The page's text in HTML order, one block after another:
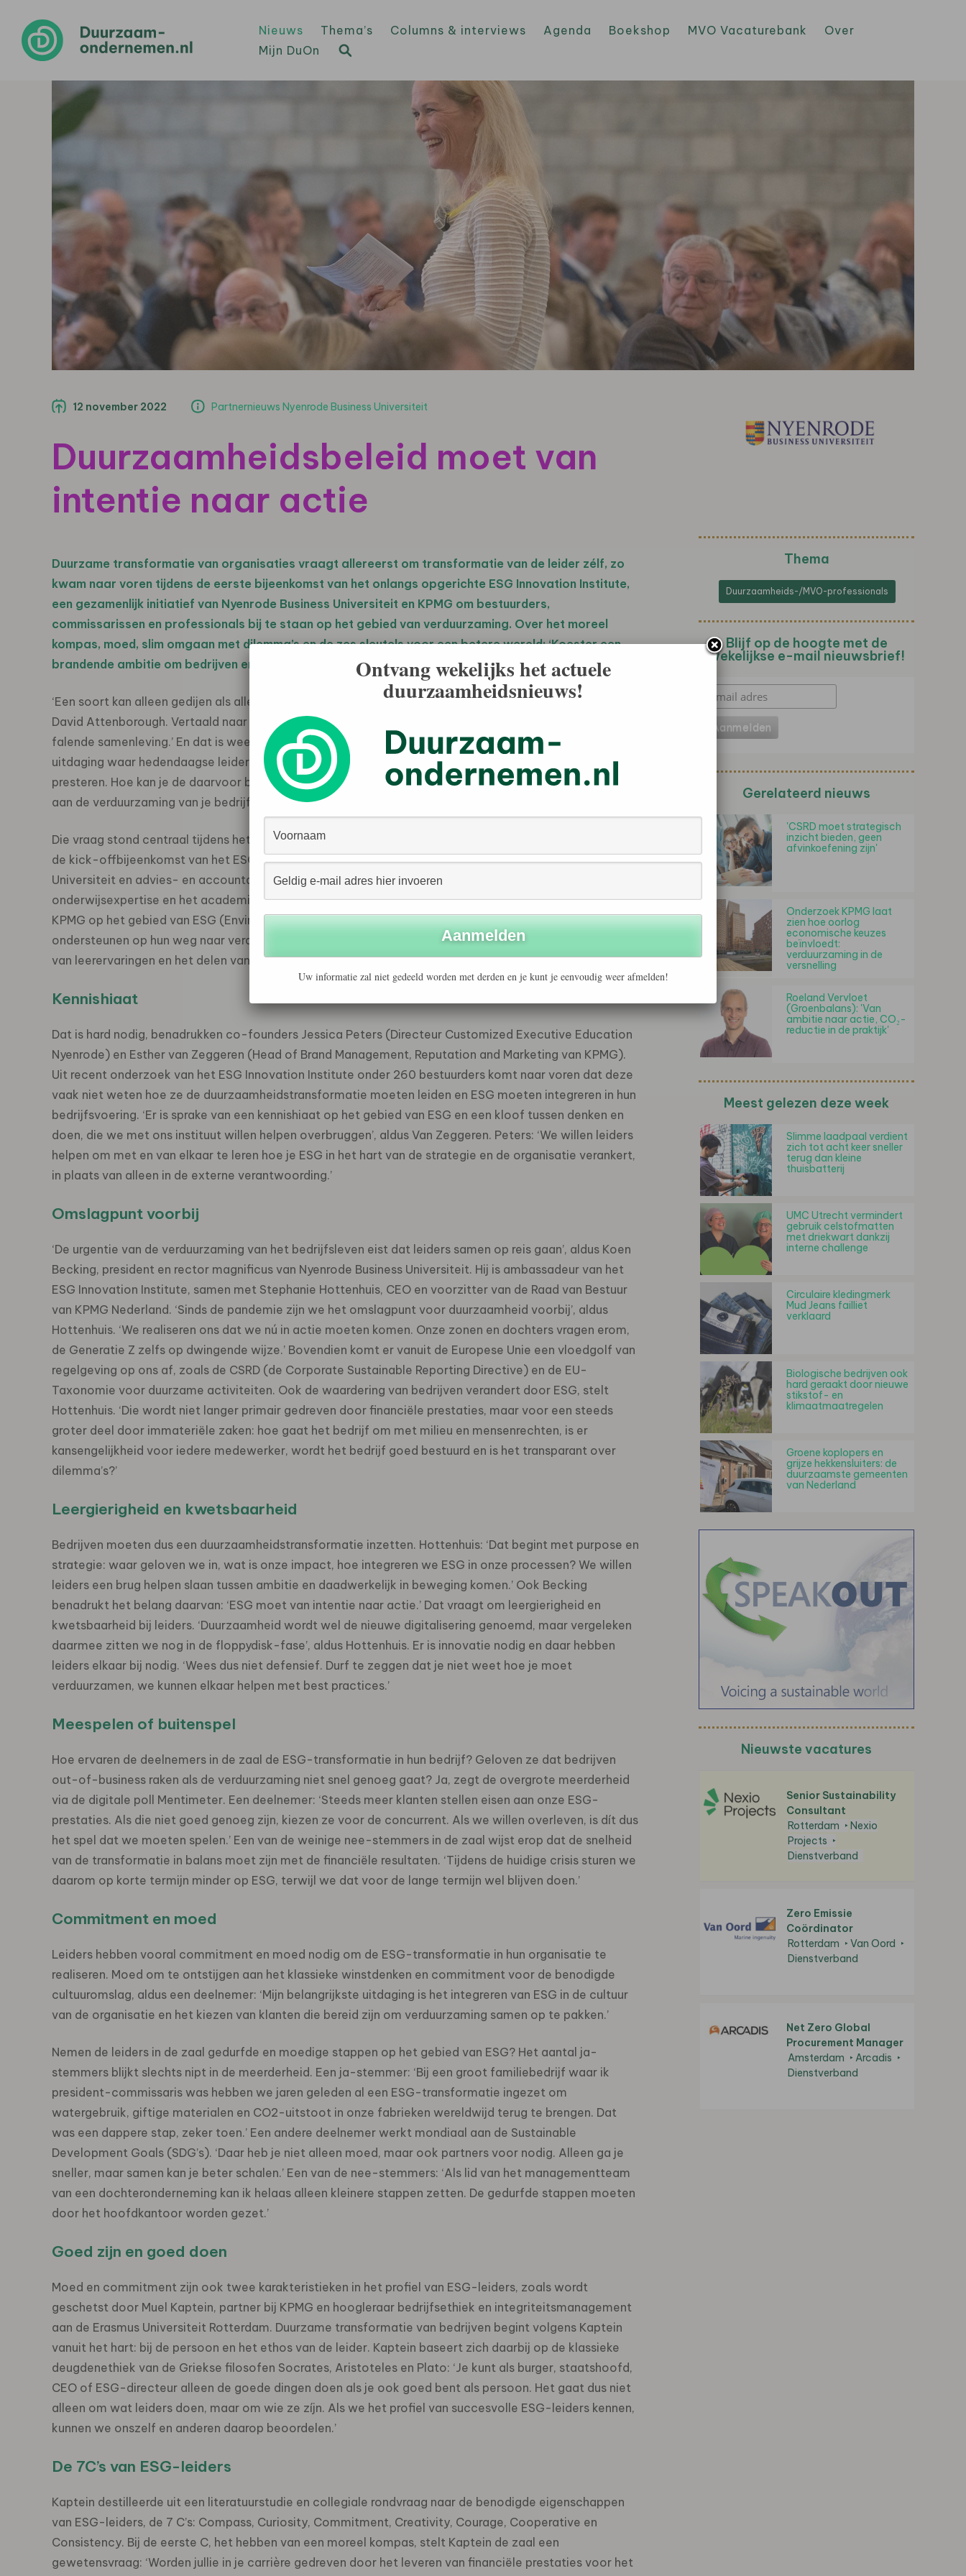
Nieuws Thema’s Columns & interviews Agenda Boekshop MVO Vacaturebank
Over
Mijn DuOn
12 november 2022 Partnernieuws Nyenrode Business Universiteit
Duurzaamheidsbeleid moet van
intentie naar actie
Duurzame transformatie van organisaties vraagt allereerst om transformatie van de leider zélf, zo
kwam naar voren tijdens de eerste bijeenkomst van het onlangs opgerichte ESG Innovation Institute,
een gezamenlijk initiatief van Nyenrode Business Universiteit en KPMG om bestuurders,
commissarissen en professionals bij te staan op het gebied van verduurzaming. Over het moreel
kompas, moed, slim omgaan met dilemma’s en de zes sleutels voor een betere wereld: ‘Koester een
brandende ambitie om bedrijven en de samenleving weer tot volle bloei te brengen.’
‘Een soort kan alleen gedijen als alles eromheen ook gedijt.’ Een uitspraak van bioloog en televisiemaker
David Attenborough. Vertaald naar de corporate biotoop: ‘Bedrijven kunnen niet succesvol zijn in een
falende samenleving.’ En dat is weer een uitspraak van oud-Unilever-topman Paul Polman. Zie daar de
uitdaging waar hedendaagse leiders voor staan: de wereld beter maken om ook als bedrijf beter te
presteren. Hoe kan je de daarvoor benodigde transformatie in gang zetten en concreet invulling geven
aan de verduurzaming van je bedrijfsvoering?
Die vraag stond centraal tijdens het symposium Act to Impact – Leading ESG Business Transformation:
de kick-offbijeenkomst van het ESG Innovation Institute, een samenwerking tussen Nyenrode Business
Universiteit en advies- en accountantsorganisatieKPMG. Het ESG Innovation Institute brengt de
onderwijsexpertise en het academisch onderzoek van Nyenrode samen met de kennis en ervaring van
KPMG op het gebied van ESG (Environment, Social en Governance). Het instituut wil bedrijven
ondersteunen op hun weg naar verduurzaming door het bouwen van een community voor het uitwisselen
van leerervaringen en het delen van best practices.
Kennishiaat
Dat is hard nodig, benadrukken co-founders Jessica Peters (Directeur Customized Executive Education
Nyenrode) en Esther van Zeggeren (Head of Brand Management, Reputation and Marketing van KPMG).
Uit recent onderzoek van het ESG Innovation Institute onder 260 bestuurders komt naar voren dat deze
vaak niet weten hoe ze de duurzaamheidstransformatie moeten leiden en ESG moeten integreren in hun
bedrijfsvoering. ‘Er is sprake van een kennishiaat op het gebied van ESG en een kloof tussen denken en
doen, die we met ons instituut willen helpen overbruggen’, aldus Van Zeggeren. Peters: ‘We willen leiders
helpen om met en van elkaar te leren hoe je ESG in het hart van de strategie en de organisatie verankert,
in plaats van alleen in de externe verantwoording.’
Omslagpunt voorbij
‘De urgentie van de verduurzaming van het bedrijfsleven eist dat leiders samen op reis gaan’, aldus Koen
Becking, president en rector magnificus van Nyenrode Business Universiteit. Hij is ambassadeur van het
ESG Innovation Institute, samen met Stephanie Hottenhuis, CEO en voorzitter van de Raad van Bestuur
van KPMG Nederland. ‘Sinds de pandemie zijn we het omslagpunt voor duurzaamheid voorbij’, aldus
Hottenhuis. ‘We realiseren ons dat we nú in actie moeten komen. Onze zonen en dochters vragen erom,
de Generatie Z zelfs op dwingende wijze.’ Bovendien komt er vanuit de Europese Unie een vloedgolf van
regelgeving op ons af, zoals de CSRD (de Corporate Sustainable Reporting Directive) en de EU-
Taxonomie voor duurzame activiteiten. Ook de waardering van bedrijven verandert door ESG, stelt
Hottenhuis. ‘Die wordt niet langer primair gedreven door financiële prestaties, maar voor een steeds
groter deel door immateriële zaken: hoe gaat het bedrijf om met milieu en mensenrechten, is er
kansengelijkheid voor iedere medewerker, wordt het bedrijf goed bestuurd en is het transparant over
dilemma’s?’
Leergierigheid en kwetsbaarheid
Bedrijven moeten dus een duurzaamheidstransformatie inzetten. Hottenhuis: ‘Dat begint met purpose en
strategie: waar geloven we in, wat is onze impact, hoe integreren we ESG in onze processen? We willen
leiders een brug helpen slaan tussen ambitie en daadwerkelijk in beweging komen.’ Ook Becking
benadrukt het belang daarvan: ‘ESG moet van intentie naar actie.’ Dat vraagt om leergierigheid en
kwetsbaarheid bij leiders. ‘Duurzaamheid wordt wel de nieuwe digitalisering genoemd, maar vergeleken
daarmee zitten we nog in de floppydisk-fase’, aldus Hottenhuis. Er is innovatie nodig en daar hebben
leiders elkaar bij nodig. ‘Wees dus niet defensief. Durf te zeggen dat je niet weet hoe je moet
verduurzamen, we kunnen elkaar helpen met best practices.’
Meespelen of buitenspel
Hoe ervaren de deelnemers in de zaal de ESG-transformatie in hun bedrijf? Geloven ze dat bedrijven
out-of-business raken als de verduurzaming niet snel genoeg gaat? Ja, zegt de overgrote meerderheid
via de digitale poll Mentimeter. Een deelnemer: ‘Steeds meer klanten stellen eisen aan onze ESG-
prestaties. Als die niet goed genoeg zijn, kiezen ze voor de concurrent. Als we willen overleven, is dít dus
het spel dat we moeten spelen.’ Een van de weinige nee-stemmers in de zaal wijst erop dat de snelheid
van de transformatie in balans moet zijn met de financiële resultaten. ‘Tijdens de huidige crisis sturen we
daarom op korte termijn minder op ESG, terwijl we dat voor de lange termijn wel blijven doen.’
Commitment en moed
Leiders hebben vooral commitment en moed nodig om de ESG-transformatie in hun organisatie te
realiseren. Moed om te ontstijgen aan het klassieke winstdenken en commitment voor de benodigde
cultuuromslag, aldus een deelnemer: ‘Mijn belangrijkste uitdaging is het integreren van ESG in de cultuur
van de organisatie en het kiezen van klanten die bereid zijn om verduurzaming samen op te pakken.’
Nemen de leiders in de zaal gedurfde en moedige stappen op het gebied van ESG? Het aantal ja-
stemmers blijkt slechts nipt in de meerderheid. Een ja-stemmer: ‘Bij een groot familiebedrijf waar ik
president-commissaris was hebben we jaren geleden al een ESG-transformatie ingezet om
watergebruik, giftige materialen en CO2-uitstoot in onze fabrieken wereldwijd terug te brengen. Dat
was een dappere stap, zeker toen.’ Een andere deelnemer werkt mondiaal aan de Sustainable
Development Goals (SDG’s). ‘Daar heb je niet alleen moed, maar ook partners voor nodig. Alleen ga je
sneller, maar samen kan je beter schalen.’ Een van de nee-stemmers: ‘Als lid van het managementteam
van een dochteronderneming kan ik helaas alleen kleinere stappen zetten. De gedurfde stappen moeten
door het hoofdkantoor worden gezet.’
Goed zijn en goed doen
Moed en commitment zijn ook twee karakteristieken in het profiel van ESG-leiders, zoals wordt
geschetst door Muel Kaptein, partner bij KPMG en hoogleraar bedrijfsethiek en integriteitsmanagement
aan de Erasmus Universiteit Rotterdam. Duurzame transformatie van bedrijven begint volgens Kaptein
vanuit het hart: bij de persoon en het ethos van de leider. Kaptein baseert zich daarbij op de klassieke
deugdenethiek van de Griekse filosofen Socrates, Aristoteles en Plato: ‘Je kunt als burger, staatshoofd,
CEO of ESG-directeur alleen de goede dingen doen als je ook goed bent als persoon. Het gaat dus niet
alleen om wat leiders doen, maar om wie ze zíjn. Als we het profiel van succesvolle ESG-leiders kennen,
kunnen we onszelf en anderen daarop beoordelen.’
De 7C’s van ESG-leiders
Kaptein destilleerde uit een literatuurstudie en collegiale rondvraag naar de benodigde eigenschappen
van ESG-leiders, de 7 C’s: Compass, Curiosity, Commitment, Creativity, Courage, Cooperative en
Consistency. Bij de eerste C, het hebben van een moreel kompas, stelt Kaptein de zaal een
gewetensvraag: ‘Worden jullie in je carrière gedreven door het leveren van financiële prestaties voor het
Thema
Duurzaamheids-/MVO-professionals
Blijf op de hoogte met de
wekelijkse e-mail nieuwsbrief!
Gerelateerd nieuws
'CSRD moet strategisch
inzicht bieden, geen
afvinkoefening zijn'
Onderzoek KPMG laat
zien hoe oorlog
economische keuzes
beïnvloedt:
verduurzaming in de
versnelling
Roeland Vervloet
(Groenbalans): 'Van
ambitie naar actie, CO₂-
reductie in de praktijk'
Meest gelezen deze week
Slimme laadpaal verdient
zich tot acht keer sneller
terug dan kleine
thuisbatterij
UMC Utrecht vermindert
gebruik celstofmatten
met driekwart dankzij
interne challenge
Circulaire kledingmerk
Mud Jeans failliet
verklaard
Biologische bedrijven ook
hard geraakt door nieuwe
stikstof- en
klimaatmaatregelen
Groene koplopers en
grijze hekkensluiters: de
duurzaamste gemeenten
van Nederland
Nieuwste vacatures
Senior Sustainability
Consultant
Rotterdam
Nexio
Projects
Dienstverband
Zero Emissie
Coördinator
Rotterdam
Van Oord
Dienstverband
Net Zero Global
Procurement Manager
Amsterdam
Arcadis
Dienstverband
Ontvang wekelijks het actuele
duurzaamheidsnieuws!
Uw informatie zal niet gedeeld worden met derden en je kunt je eenvoudig weer afmelden!